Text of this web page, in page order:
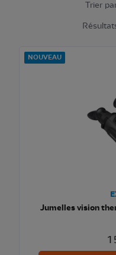
Trier
NOUVEAU
Jumelles vision
1